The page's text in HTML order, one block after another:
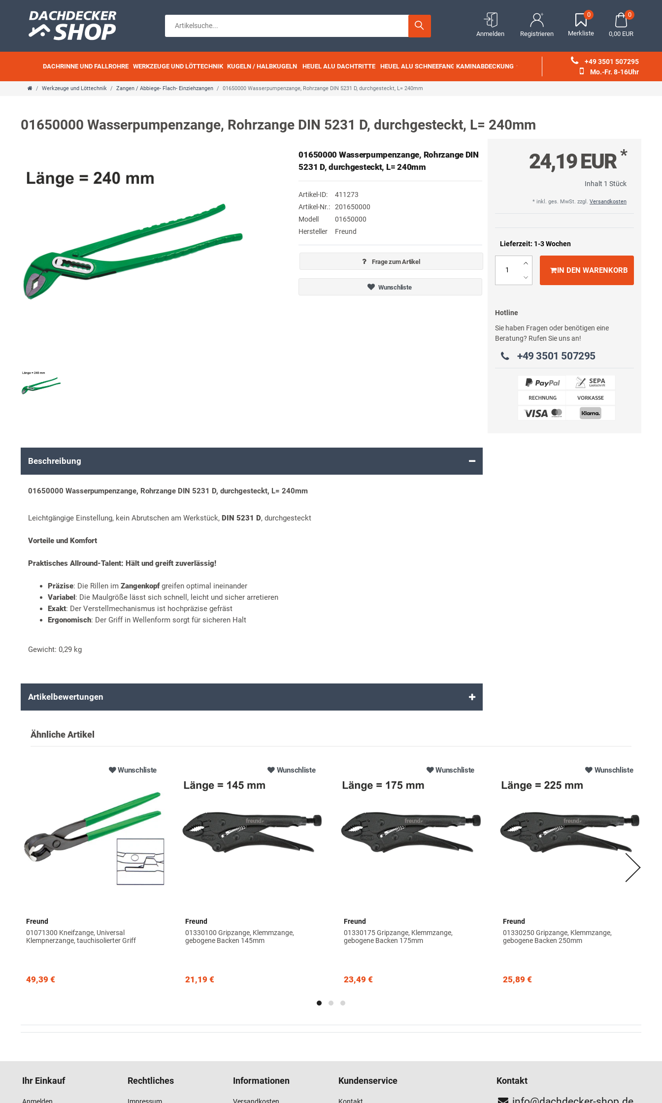
Anmelden Registrieren
0
Merkliste
0
0,00 EUR
DACHRINNE UND FALLROHRE WERKZEUGE UND LÖTTECHNIK KUGELN / HALBKUGELN HEUEL ALU DACHTRITTE HEUEL ALU SCHNEEFANG KAMINABDECKUNG
+49 3501 507295
Mo.-Fr. 8-16Uhr
Werkzeuge und Löttechnik Zangen / Abbiege- Flach- Einziehzangen 01650000 Wasserpumpenzange, Rohrzange DIN 5231 D, durchgesteckt, L= 240mm
01650000 Wasserpumpenzange, Rohrzange DIN 5231 D, durchgesteckt, L= 240mm
24,19 EUR*
Inhalt 1 Stück
* inkl. ges. MwSt. zzgl. Versandkosten
Lieferzeit: 1-3 Wochen
IN DEN WARENKORB
Hotline
Sie haben Fragen oder benötigen eine
Beratung? Rufen Sie uns an!
+49 3501 507295
01650000 Wasserpumpenzange, Rohrzange DIN
5231 D, durchgesteckt, L= 240mm
Artikel-ID:
411273
Artikel-Nr.:
201650000
Modell
01650000
Hersteller
Freund
Frage zum Artikel
Wunschliste
Beschreibung
01650000 Wasserpumpenzange, Rohrzange DIN 5231 D, durchgesteckt, L= 240mm
Leichtgängige Einstellung, kein Abrutschen am Werkstück, DIN 5231 D, durchgesteckt
Vorteile und Komfort
Praktisches Allround-Talent: Hält und greift zuverlässig!
Präzise: Die Rillen im Zangenkopfgreifen optimal ineinander
Variabel: Die Maulgröße lässt sich schnell, leicht und sicher arretieren
Exakt: Der Verstellmechanismus ist hochpräzise gefräst
Ergonomisch: Der Griff in Wellenform sorgt für sicheren Halt
Gewicht: 0,29 kg
Artikelbewertungen
Ähnliche Artikel
Wunschliste
Freund
01071300 Kneifzange, Universal
Klempnerzange, tauchisolierter Griff
49,39 €
Wunschliste
Freund
01330100 Gripzange, Klemmzange,
gebogene Backen 145mm
21,19 €
Wunschliste
Freund
01330175 Gripzange, Klemmzange,
gebogene Backen 175mm
23,49 €
Wunschliste
Freund
01330250 Gripzange, Klemmzange,
gebogene Backen 250mm
25,89 €
Ihr Einkauf Rechtliches Informationen Kundenservice Kontakt